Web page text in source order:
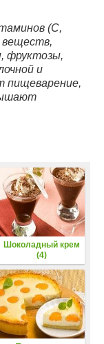
(С,
веществ,
фруктозы,
и
пищеварение,
Шоколадный крем
(4)